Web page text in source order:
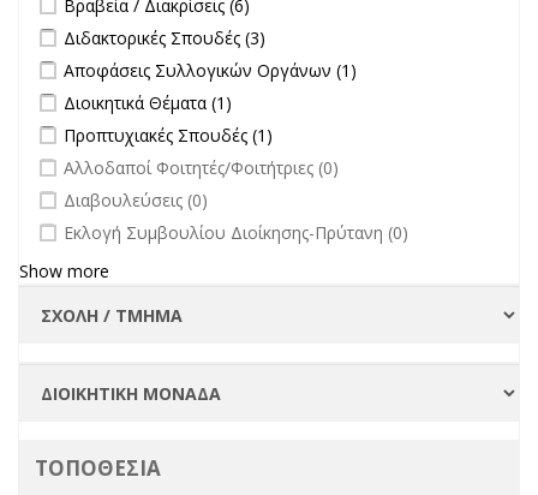
Βραβεία / Διακρίσεις (6)
Apply Διδακτορικές Σπουδές filter
Διδακτορικές Σπουδές (3)
Apply Αποφάσεις Συλλογικών Οργάνων filter
Αποφάσεις Συλλογικών Οργάνων (1)
Apply Διοικητικά Θέματα filter
Διοικητικά Θέματα (1)
Apply Προπτυχιακές Σπουδές filter
Προπτυχιακές Σπουδές (1)
undefined
Αλλοδαποί Φοιτητές/Φοιτήτριες (0)
undefined
Διαβουλεύσεις (0)
undefined
Εκλογή Συμβουλίου Διοίκησης-Πρύτανη (0)
Show more
ΤΟΠΟΘΕΣΙΑ